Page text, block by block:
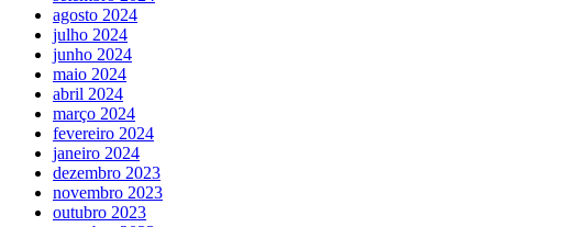
agosto 2024
julho 2024
junho 2024
maio 2024
abril 2024
março 2024
fevereiro 2024
janeiro 2024
dezembro 2023
novembro 2023
outubro 2023